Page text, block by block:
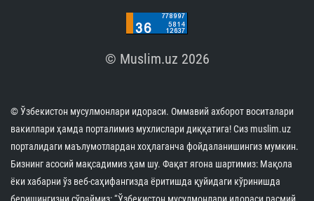
Имом Бухорий мажмуасига охирги уч ой
давомида 2,8 миллиондан зиёд меҳмон ташриф
Ўзбекистондаги Ислом цивилизацияси
марказининг халқаро нуфузи яна бир бор юксак
эътироф этилди